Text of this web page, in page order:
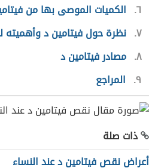
٦ الكميات الموصى بها من
٧ نظرة حول فيتامين د وأهميته
٨ مصادر فيتامين د
٩ المراجع
ذات صلة
أعراض نقص فيتامين د عند النساء